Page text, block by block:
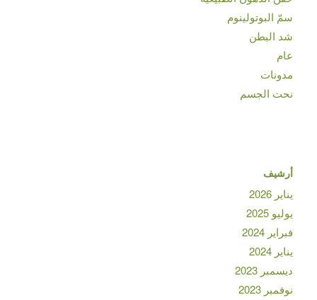
سمّ البوتولينوم
شد البطن
عام
مدونات
نحت الجسم
أرشيف
يناير 2026
يوليو 2025
فبراير 2024
يناير 2024
ديسمبر 2023
نوفمبر 2023